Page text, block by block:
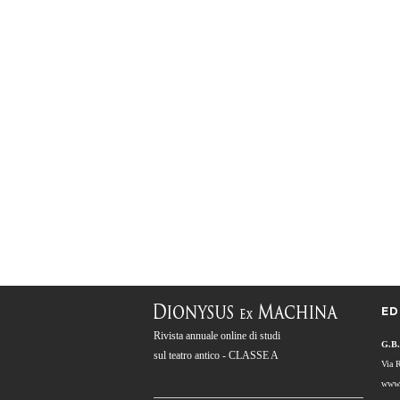
Rivista annuale online di studi
sul teatro antico - CLASSE A
Via